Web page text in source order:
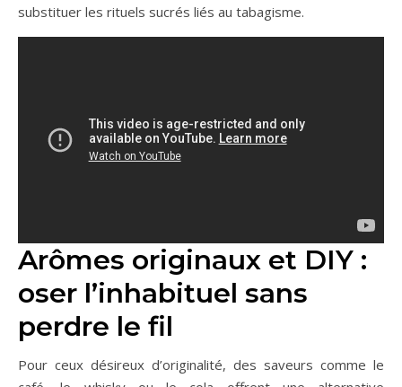
substituer les rituels sucrés liés au tabagisme.
Arômes originaux et DIY :
oser l’inhabituel sans
perdre le fil
Pour ceux désireux d’originalité, des saveurs comme le